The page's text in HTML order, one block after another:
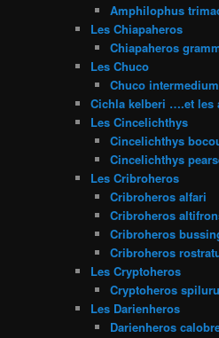
Amphilophus
Les Chiapaheros
Chiapaheros
Les Chuco
Chuco intermedium
Cichla kelberi ….et les
Les Cincelichthys
Cincelichthys
Cincelichthys
Les Cribroheros
Cribroheros alfari
Cribroheros
Cribroheros
Cribroheros
Les Cryptoheros
Cryptoheros
Les Darienheros
Darienheros